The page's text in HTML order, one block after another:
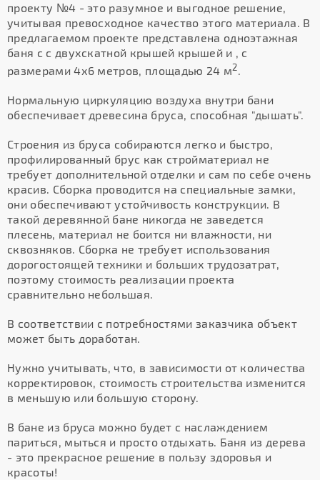
проекту №4 - это разумное и выгодное решение,
учитывая превосходное качество этого материала. В
предлагаемом проекте представлена одноэтажная
баня с с двухскатной крышей крышей и , с
размерами 4х6 метров, площадью 24 м2.
Нормальную циркуляцию воздуха внутри бани
обеспечивает древесина бруса, способная "дышать".
Строения из бруса собираются легко и быстро,
профилированный брус как стройматериал не
требует дополнительной отделки и сам по себе очень
красив. Сборка проводится на специальные замки,
они обеспечивают устойчивость конструкции. В
такой деревянной бане никогда не заведется
плесень, материал не боится ни влажности, ни
сквозняков. Сборка не требует использования
дорогостоящей техники и больших трудозатрат,
поэтому стоимость реализации проекта
сравнительно небольшая.
В соответствии с потребностями заказчика объект
может быть доработан.
Нужно учитывать, что, в зависимости от количества
корректировок, стоимость строительства изменится
в меньшую или большую сторону.
В бане из бруса можно будет с наслаждением
париться, мыться и просто отдыхать. Баня из дерева
- это прекрасное решение в пользу здоровья и
красоты!